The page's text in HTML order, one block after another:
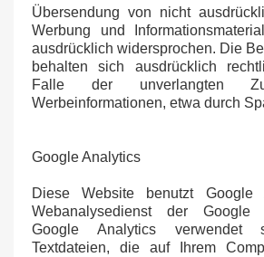
Übersendung von nicht
Werbung und
ausdrücklich widersprochen. Die
behalten sich ausdrücklich
Falle der unverlangten
Werbeinformationen, etwa durch
Google Analytics
Diese Website benutzt Google
Webanalysedienst der Google
Google Analytics verwendet
Textdateien, die auf Ihrem